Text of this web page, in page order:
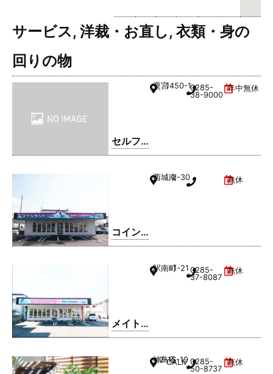
サービス, 洋裁・お直し, 衣類・身の
回りの物
セルフ
ィック
粟宮1450-10285-
38-9000
年中無休
コイン
ランド
店
西城南2-30 無休
メイト
ドリー
駅南町1-21 0285-
37-8087
無休
神鳥谷
2-15-19
CALMひととのやA棟
0285-
50-8737
無休